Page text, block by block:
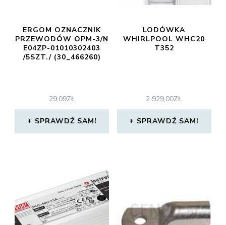
ERGOM OZNACZNIK
PRZEWODÓW OPM-3/N
E04ZP-01010302403
/5SZT./ (30_466260)
29,09ZŁ
SPRAWDŹ SAM!
LODÓWKA
WHIRLPOOL WHC20
T352
2 929,00ZŁ
SPRAWDŹ SAM!